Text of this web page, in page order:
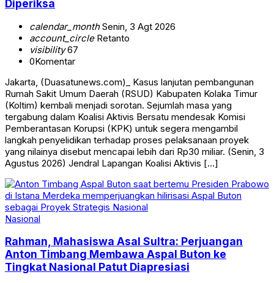
Diperiksa
calendar_monthSenin, 3 Agt 2026
account_circleRetanto
visibility67
0Komentar
Jakarta, (Duasatunews.com)_ Kasus lanjutan pembangunan
Rumah Sakit Umum Daerah (RSUD) Kabupaten Kolaka Timur
(Koltim) kembali menjadi sorotan. Sejumlah masa yang
tergabung dalam Koalisi Aktivis Bersatu mendesak Komisi
Pemberantasan Korupsi (KPK) untuk segera mengambil
langkah penyelidikan terhadap proses pelaksanaan proyek
yang nilainya disebut mencapai lebih dari Rp30 miliar. (Senin, 3
Agustus 2026) Jendral Lapangan Koalisi Aktivis […]
Nasional
Rahman, Mahasiswa Asal Sultra: Perjuangan
Anton Timbang Membawa Aspal Buton ke
Tingkat Nasional Patut Diapresiasi